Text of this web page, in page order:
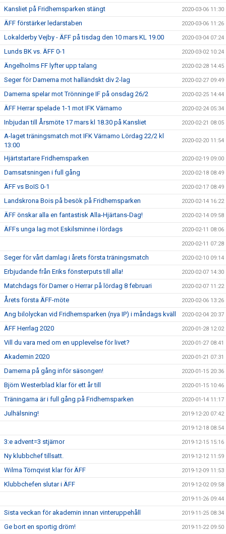
Kansliet på Fridhemsparken stängt 2020-03-06 11:30
ÄFF förstärker ledarstaben 2020-03-06 11:26
Lokalderby Vejby - ÄFF på tisdag den 10 mars KL 19.00 2020-03-04 07:24
Lunds BK vs. ÄFF 0-1 2020-03-02 10:24
Ängelholms FF lyfter upp talang 2020-02-28 14:45
Seger för Damerna mot halländskt div 2-lag 2020-02-27 09:49
Damerna spelar mot Trönninge IF på onsdag 26/2 2020-02-25 14:44
ÄFF Herrar spelade 1-1 mot IFK Värnamo 2020-02-24 05:34
Inbjudan till Årsmöte 17 mars kl 18.30 på Kansliet 2020-02-21 08:05
A-laget träningsmatch mot IFK Värnamo Lördag 22/2 kl
13:00
2020-02-20 11:54
Hjärtstartare Fridhemsparken 2020-02-19 09:00
Damsatsningen i full gång 2020-02-18 08:49
ÄFF vs BoIS 0-1 2020-02-17 08:49
Landskrona Bois på besök på Fridhemsparken 2020-02-14 16:22
ÄFF önskar alla en fantastisk Alla-Hjärtans-Dag! 2020-02-14 09:58
ÄFFs unga lag mot Eskilsminne i lördags 2020-02-11 08:06
2020-02-11 07:28
Seger för vårt damlag i årets första träningsmatch 2020-02-10 09:14
Erbjudande från Eriks fönsterputs till alla! 2020-02-07 14:30
Matchdags för Damer o Herrar på lördag 8 februari 2020-02-07 11:22
Årets första ÄFF-möte 2020-02-06 13:26
Ang bilolyckan vid Fridhemsparken (nya IP) i måndags kväll 2020-02-04 20:37
ÄFF Herrlag 2020 2020-01-28 12:02
Vill du vara med om en upplevelse för livet? 2020-01-27 08:41
Akademin 2020 2020-01-21 07:31
Damerna på gång inför säsongen! 2020-01-15 20:36
Björn Westerblad klar för ett år till 2020-01-15 10:46
Träningarna är i full gång på Fridhemsparken 2020-01-14 11:17
Julhälsning! 2019-12-20 07:42
2019-12-18 08:54
3:e advent=3 stjärnor 2019-12-15 15:16
Ny klubbchef tillsatt. 2019-12-12 11:59
Wilma Törnqvist klar för ÄFF 2019-12-09 11:53
Klubbchefen slutar i ÄFF 2019-12-02 09:58
2019-11-26 09:44
Sista veckan för akademin innan vinteruppehåll 2019-11-25 08:34
Ge bort en sportig dröm! 2019-11-22 09:50